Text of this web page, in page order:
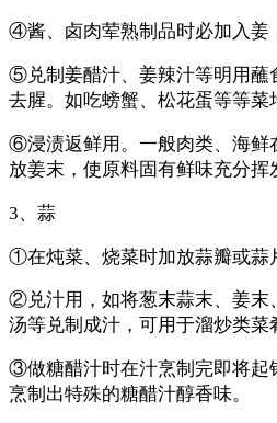
④酱、卤肉荤熟制品时必加入姜
⑤兑制姜醋汁、姜辣汁等明用蘸
去腥。如吃螃蟹、松花蛋等等菜
⑥浸渍返鲜用。一般肉类、海鲜
放姜末，使原料固有鲜味充分挥
3、蒜
①在炖菜、烧菜时加放蒜瓣或蒜
②兑汁用，如将葱末蒜末、姜末
汤等兑制成汁，可用于溜炒类菜
③做糖醋汁时在汁烹制完即将起
烹制出特殊的糖醋汁醇香味。